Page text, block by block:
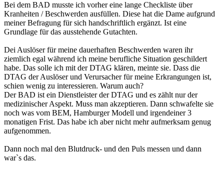
Bei dem BAD musste ich vorher eine lange Checkliste über
Kranheiten / Beschwerden ausfüllen. Diese hat die Dame aufgrund
meiner Befragung für sich handschriftlich ergänzt. Ist eine
Grundlage für das ausstehende Gutachten.
Dei Auslöser für meine dauerhaften Beschwerden waren ihr
ziemlich egal während ich meine berufliche Situation geschildert
habe. Das solle ich mit der DTAG klären, meinte sie. Dass die
DTAG der Auslöser und Verursacher für meine Erkrangungen ist,
schien wenig zu interessieren. Warum auch?
Der BAD ist ein Dienstleister der DTAG und es zählt nur der
medizinischer Aspekt. Muss man akzeptieren. Dann schwafelte sie
noch was vom BEM, Hamburger Modell und irgendeiner 3
monatigen Frist. Das habe ich aber nicht mehr aufmerksam genug
aufgenommen.
Dann noch mal den Blutdruck- und den Puls messen und dann
war`s das.